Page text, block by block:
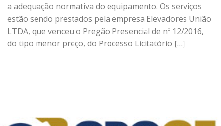
a adequação normativa do equipamento. Os serviços
estão sendo prestados pela empresa Elevadores União
LTDA, que venceu o Pregão Presencial de nº 12/2016,
do tipo menor preço, do Processo Licitatório […]